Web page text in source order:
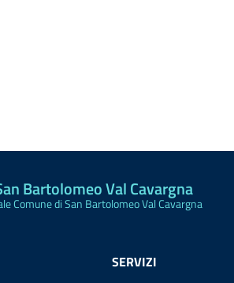
Bartolomeo Val Cavargna
Comune di San Bartolomeo Val Cavargna
SERVIZI